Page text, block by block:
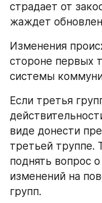
страдает от
жаждет
Изменения
стороне первых
системы
Если третья
виде донести
третьей труппе.
поднять вопрос
изменений на
групп.